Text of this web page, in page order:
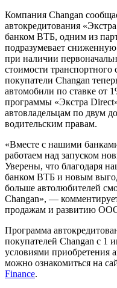
Компания Changan
автокредитования
банком ВТБ, одним из
подразумевает
при наличии
стоимости
покупатели Changan
автомобили по ставке от
программы «Экстра
автовладельцам по двум
водительским правам.
«Вместе с нашими
работаем над запуском
Уверены, что благодаря
банком ВТБ и новым
больше автолюбителей
Changan», —
продажам и развитию
Программа
покупателей Changan с 1
условиями приобретения
можно ознакомиться на
Finance.